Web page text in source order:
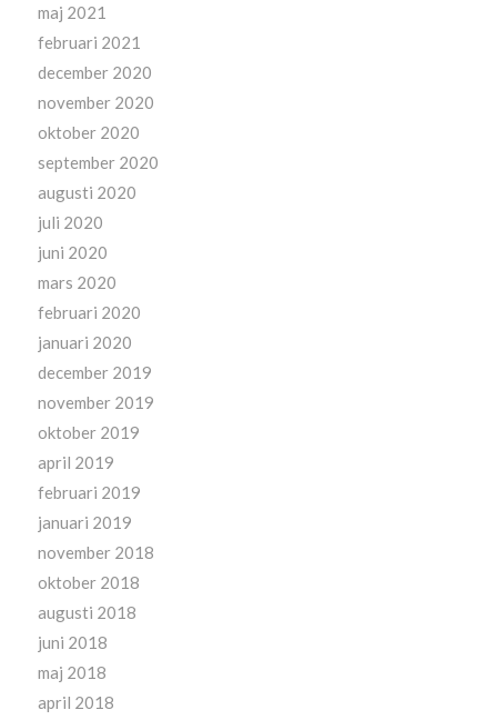
maj 2021
februari 2021
december 2020
november 2020
oktober 2020
september 2020
augusti 2020
juli 2020
juni 2020
mars 2020
februari 2020
januari 2020
december 2019
november 2019
oktober 2019
april 2019
februari 2019
januari 2019
november 2018
oktober 2018
augusti 2018
juni 2018
maj 2018
april 2018